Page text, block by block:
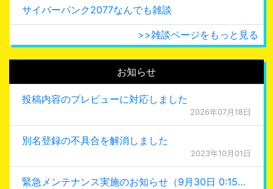
サイバーパンク2077なんでも雑談
>>雑談ページをもっと見る
お知らせ
投稿内容のプレビューに対応しました
2026年07月18日
別名登録の不具合を解消しました
2023年10月01日
緊急メンテナンス実施のお知らせ（9月30日 0:15更新）